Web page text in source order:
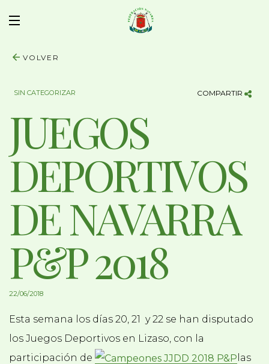
VOLVER
SIN CATEGORIZAR COMPARTIR
JUEGOS
DEPORTIVOS
DE NAVARRA
P&P 2018
22/06/2018
Esta semana los días 20, 21 y 22 se han disputado
los Juegos Deportivos en Lizaso, con la
participación de
las